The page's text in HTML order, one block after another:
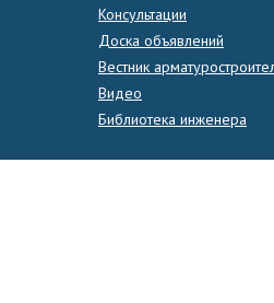
Консультации
Доска объявлений
Вестник
Видео
Библиотека инженера